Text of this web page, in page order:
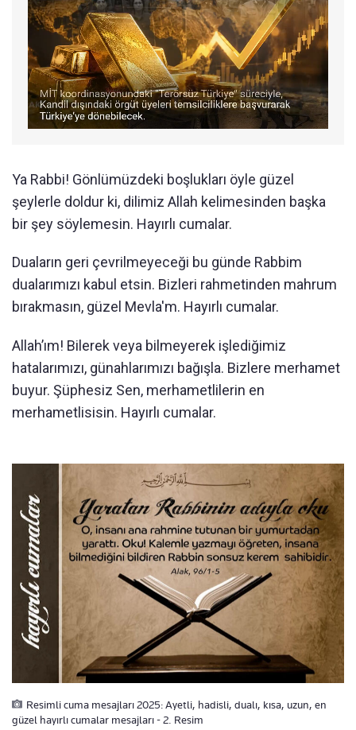
Ya Rabbi! Gönlümüzdeki boşlukları öyle güzel
şeylerle doldur ki, dilimiz Allah kelimesinden başka
bir şey söylemesin. Hayırlı cumalar.
Duaların geri çevrilmeyeceği bu günde Rabbim
dualarımızı kabul etsin. Bizleri rahmetinden mahrum
bırakmasın, güzel Mevla'm. Hayırlı cumalar.
Allah’ım! Bilerek veya bilmeyerek işlediğimiz
hatalarımızı, günahlarımızı bağışla. Bizlere merhamet
buyur. Şüphesiz Sen, merhametlilerin en
merhametlisisin. Hayırlı cumalar.
Resimli cuma mesajları 2025: Ayetli, hadisli, dualı, kısa, uzun, en
güzel hayırlı cumalar mesajları - 2. Resim